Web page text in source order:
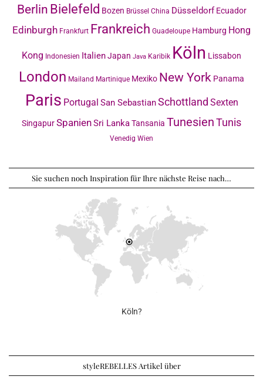
Berlin Bielefeld Bozen Brüssel China Düsseldorf Ecuador
Edinburgh Frankfurt Frankreich Guadeloupe Hamburg Hong
Kong Indonesien ItalienJapan Java Karibik Köln Lissabon
London Mailand Martinique Mexiko New York Panama
Paris Portugal San SebastianSchottland Sexten
SingapurSpanienSri Lanka Tansania TunesienTunis
Venedig Wien
Sie suchen noch Inspiration für Ihre nächste Reise nach…
Köln?
styleREBELLES Artikel über